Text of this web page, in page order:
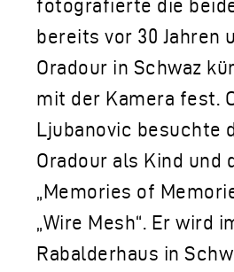
fotografierte die
bereits vor 30 Jahren
Oradour in Schwaz
mit der Kamera fest.
Ljubanovic besuchte
Oradour als Kind und
„Memories of
„Wire Mesh“. Er wird
Rabalderhaus in